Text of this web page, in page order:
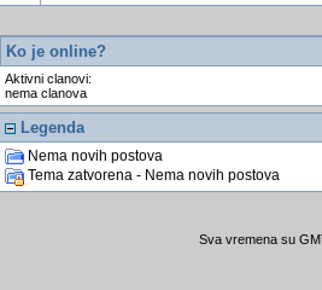
Ko je online?
Aktivni clanovi:
nema clanova
Legenda
Nema novih postova
Tema zatvorena - Nema novih postova
Sva vremena su